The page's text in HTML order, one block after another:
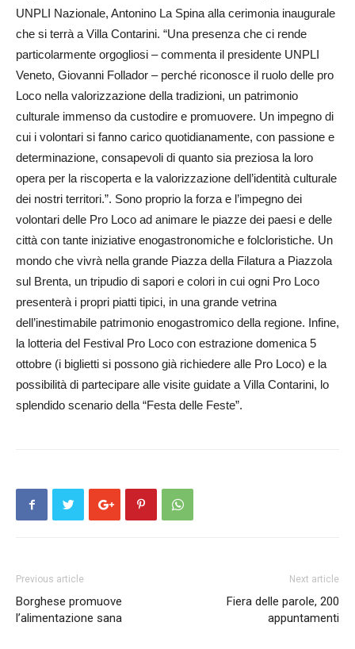
UNPLI Nazionale, Antonino La Spina alla cerimonia inaugurale
che si terrà a Villa Contarini. “Una presenza che ci rende
particolarmente orgogliosi – commenta il presidente UNPLI
Veneto, Giovanni Follador – perché riconosce il ruolo delle pro
Loco nella valorizzazione della tradizioni, un patrimonio
culturale immenso da custodire e promuovere. Un impegno di
cui i volontari si fanno carico quotidianamente, con passione e
determinazione, consapevoli di quanto sia preziosa la loro
opera per la riscoperta e la valorizzazione dell’identità culturale
dei nostri territori.”. Sono proprio la forza e l’impegno dei
volontari delle Pro Loco ad animare le piazze dei paesi e delle
città con tante iniziative enogastronomiche e folcloristiche. Un
mondo che vivrà nella grande Piazza della Filatura a Piazzola
sul Brenta, un tripudio di sapori e colori in cui ogni Pro Loco
presenterà i propri piatti tipici, in una grande vetrina
dell’inestimabile patrimonio enogastromico della regione. Infine,
la lotteria del Festival Pro Loco con estrazione domenica 5
ottobre (i biglietti si possono già richiedere alle Pro Loco) e la
possibilità di partecipare alle visite guidate a Villa Contarini, lo
splendido scenario della “Festa delle Feste”.
Previous article
Borghese promuove
l’alimentazione sana
Next article
Fiera delle parole, 200
appuntamenti